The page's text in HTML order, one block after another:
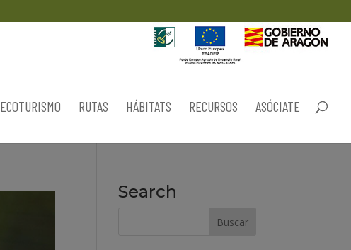
ECOTURISMO RUTAS HÁBITATS RECURSOS ASÓCIATE
Search